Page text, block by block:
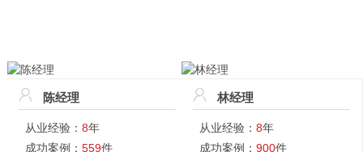
陈经理
从业经验： 8年
成功案例： 559件
林经理
从业经验： 8年
成功案例： 900件